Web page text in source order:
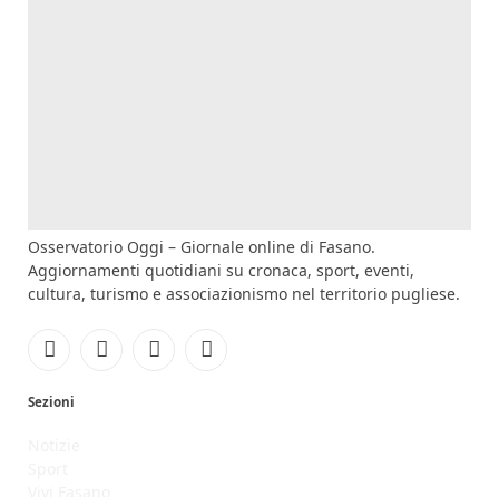
Osservatorio Oggi – Giornale online di Fasano.
Aggiornamenti quotidiani su cronaca, sport, eventi,
cultura, turismo e associazionismo nel territorio pugliese.
FacebookInstagramYouTubeRSS
Sezioni